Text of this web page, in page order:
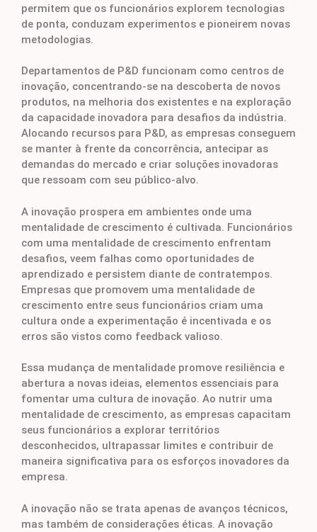
permitem que os funcionários explorem tecnologias
de ponta, conduzam experimentos e pioneirem novas
metodologias.
Departamentos de P&D funcionam como centros de
inovação, concentrando-se na descoberta de novos
produtos, na melhoria dos existentes e na exploração
da capacidade inovadora para desafios da indústria.
Alocando recursos para P&D, as empresas conseguem
se manter à frente da concorrência, antecipar as
demandas do mercado e criar soluções inovadoras
que ressoam com seu público-alvo.
A inovação prospera em ambientes onde uma
mentalidade de crescimento é cultivada. Funcionários
com uma mentalidade de crescimento enfrentam
desafios, veem falhas como oportunidades de
aprendizado e persistem diante de contratempos.
Empresas que promovem uma mentalidade de
crescimento entre seus funcionários criam uma
cultura onde a experimentação é incentivada e os
erros são vistos como feedback valioso.
Essa mudança de mentalidade promove resiliência e
abertura a novas ideias, elementos essenciais para
fomentar uma cultura de inovação. Ao nutrir uma
mentalidade de crescimento, as empresas capacitam
seus funcionários a explorar territórios
desconhecidos, ultrapassar limites e contribuir de
maneira significativa para os esforços inovadores da
empresa.
A inovação não se trata apenas de avanços técnicos,
mas também de considerações éticas. A inovação